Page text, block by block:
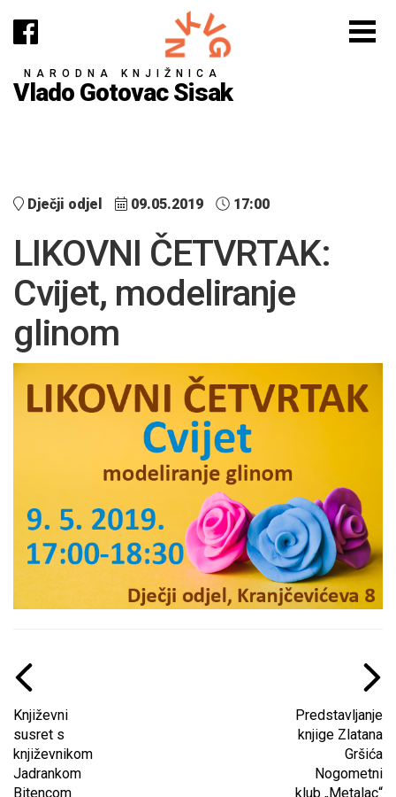
NARODNA KNJIŽNICA
Vlado Gotovac Sisak
Dječji odjel 09.05.2019 17:00
LIKOVNI ČETVRTAK:
Cvijet, modeliranje
glinom
Književni
susret s
književnikom
Jadrankom
Bitencom
Predstavljanje
knjige Zlatana
Gršića
Nogometni
klub „Metalac“